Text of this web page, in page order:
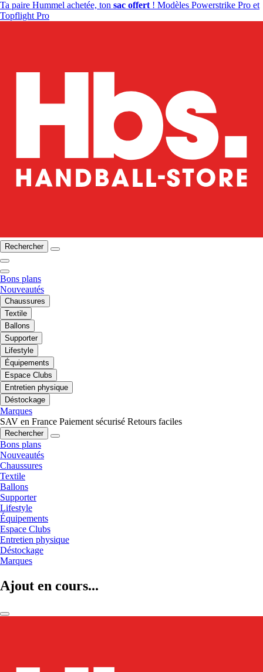
Ta paire Hummel achetée, ton sac offert ! Modèles Powerstrike Pro et
Topflight Pro
Rechercher
Bons plans
Nouveautés
Chaussures
Textile
Ballons
Supporter
Lifestyle
Équipements
Espace Clubs
Entretien physique
Déstockage
Marques
SAV en France Paiement sécurisé Retours faciles
Rechercher
Bons plans
Nouveautés
Chaussures
Textile
Ballons
Supporter
Lifestyle
Équipements
Espace Clubs
Entretien physique
Déstockage
Marques
Ajout en cours...